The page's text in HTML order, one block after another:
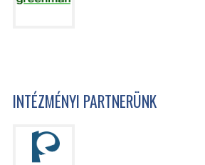
INTÉZMÉNYI PARTNERÜNK